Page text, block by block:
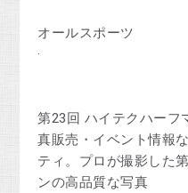
オールスポーツ
·
第23回 ハイテクハーフ
真販売・イベント情報
ティ。プロが撮影した
ンの高品質な写真